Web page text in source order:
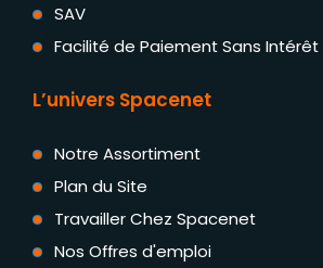
SAV
Facilité de Paiement Sans Intérêt
L’univers Spacenet
Notre Assortiment
Plan du Site
Travailler Chez Spacenet
Nos Offres d'emploi